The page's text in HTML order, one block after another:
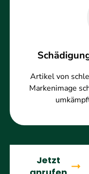
Artikel von
Markenimage
Jetzt